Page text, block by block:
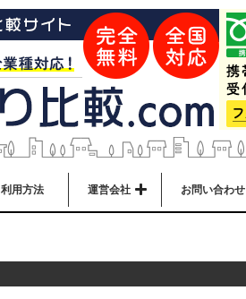
利用方法 運営会社 お問い合わせ